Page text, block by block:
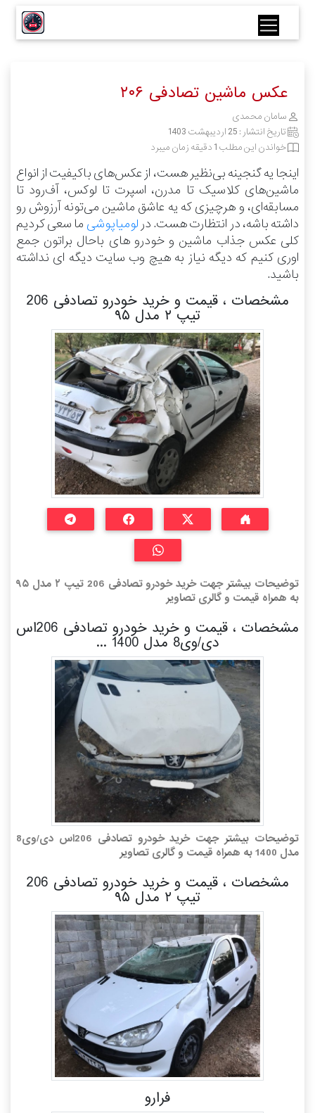
عکس ماشین تصادفی ۲۰۶
سامان محمدی
تاریخ انتشار : 25 اردیبهشت 1403
خواندن این مطلب 1 دقیقه زمان میبرد
اینجا یه گنجینه بی‌نظیر هست، از عکس‌های باکیفیت از انواع
ماشین‌های کلاسیک تا مدرن، اسپرت تا لوکس، آف‌رود تا
مسابقه‌ای، و هرچیزی که یه عاشق ماشین می‌تونه آرزوش رو
داشته باشه، در انتظارت هست.در لومیاپوشی ما سعی کردیم
کلی عکس جذاب ماشین و خودرو های باحال براتون جمع
اوری کنیم که دیگه نیاز به هیچ وب سایت دیگه ای نداشته
باشید.
مشخصات ، قیمت و خرید خودرو تصادفی 206
تیپ ۲ مدل ۹۵
توضیحات بیشتر جهت خرید خودرو تصادفی 206 تیپ ۲ مدل ۹۵
به همراه قیمت و گالری تصاویر
مشخصات ، قیمت و خرید خودرو تصادفی 206اس
دی/وی8 مدل 1400 ...
توضیحات بیشتر جهت خرید خودرو تصادفی 206اس دی/وی8
مدل 1400 به همراه قیمت و گالری تصاویر
مشخصات ، قیمت و خرید خودرو تصادفی 206
تیپ ۲ مدل ۹۵
فرارو